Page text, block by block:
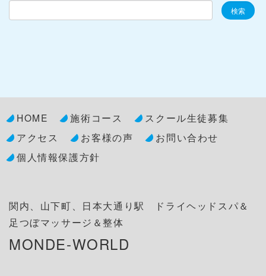
HOME 施術コース
スクール生徒募集
アクセス
お客様の声
お問い合わせ
個人情報保護方針
関内、山下町、日本大通り駅 ドライヘッドスパ＆
足つぼマッサージ＆整体
MONDE-WORLD